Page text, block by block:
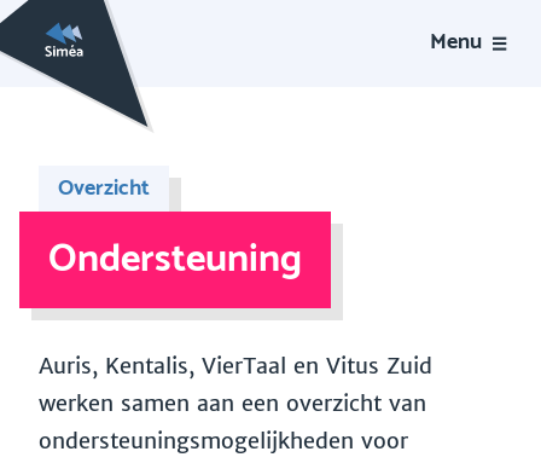
Menu
Overzicht
Ondersteuning
Auris, Kentalis, VierTaal en Vitus Zuid
werken samen aan een overzicht van
ondersteuningsmogelijkheden voor